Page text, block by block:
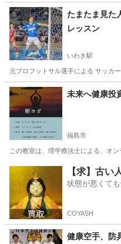
たまたま見た
レッスン
いわき駅
元プロフットサル選手による サッカ
福島 いわき市 いわき駅
未来へ健康投
福島市
この教室は、理学療法士による、オ
ヨガ オン
【求】古い
状態が悪くて
COYASH
健康空手、防